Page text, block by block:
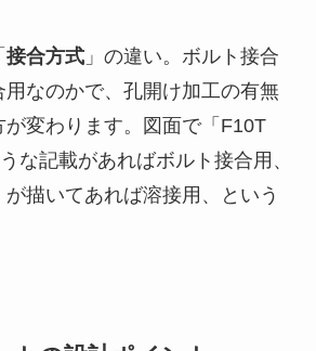
接合方式」の違い。ボルト接合
用なのかで、孔開け加工の有無
変わります。図面で「F10T
な記載があればボルト接合用、
描いてあれば溶接用、という